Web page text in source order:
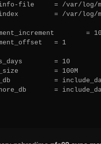
file     = /var/log/
= /var/log/
= 10
= 1
= 10
= 100M
=
=